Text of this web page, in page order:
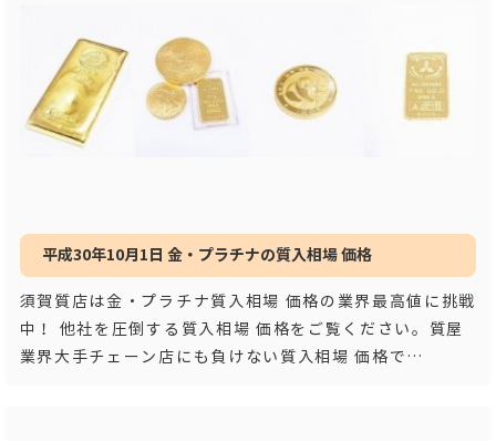
平成30年10月1日 金・プラチナの質入相場 価格
須賀質店は金・プラチナ質入相場 価格の業界最高値に挑戦
中！ 他社を圧倒する質入相場 価格をご覧ください。質屋
業界大手チェーン店にも負けない質入相場 価格で